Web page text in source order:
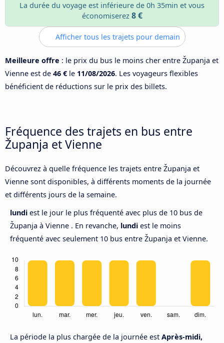
La durée du voyage est inférieure de 0h 35min et vous
économiserez 8 €
Afficher tous les trajets pour demain
Meilleure offre : le prix du bus le moins cher entre Županja et
Vienne est de 46 € le 11/08/2026. Les voyageurs flexibles
bénéficient de réductions sur le prix des billets.
Fréquence des trajets en bus entre
Županja et Vienne
Découvrez à quelle fréquence les trajets entre Županja et
Vienne sont disponibles, à différents moments de la journée
et différents jours de la semaine.
lundi est le jour le plus fréquenté avec plus de 10 bus de
Županja à Vienne . En revanche, lundi est le moins
fréquenté avec seulement 10 bus entre Županja et Vienne.
La période la plus chargée de la journée est Après-midi,